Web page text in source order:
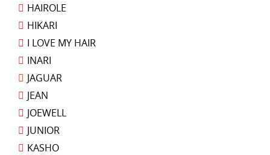
HAIROLE
HIKARI
I LOVE MY HAIR
INARI
JAGUAR
JEAN
JOEWELL
JUNIOR
KASHO